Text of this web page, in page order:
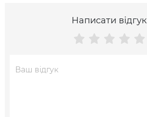
Написати відгук